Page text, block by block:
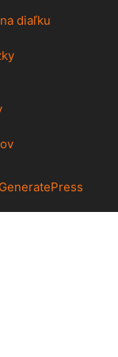
diaľku
GeneratePress